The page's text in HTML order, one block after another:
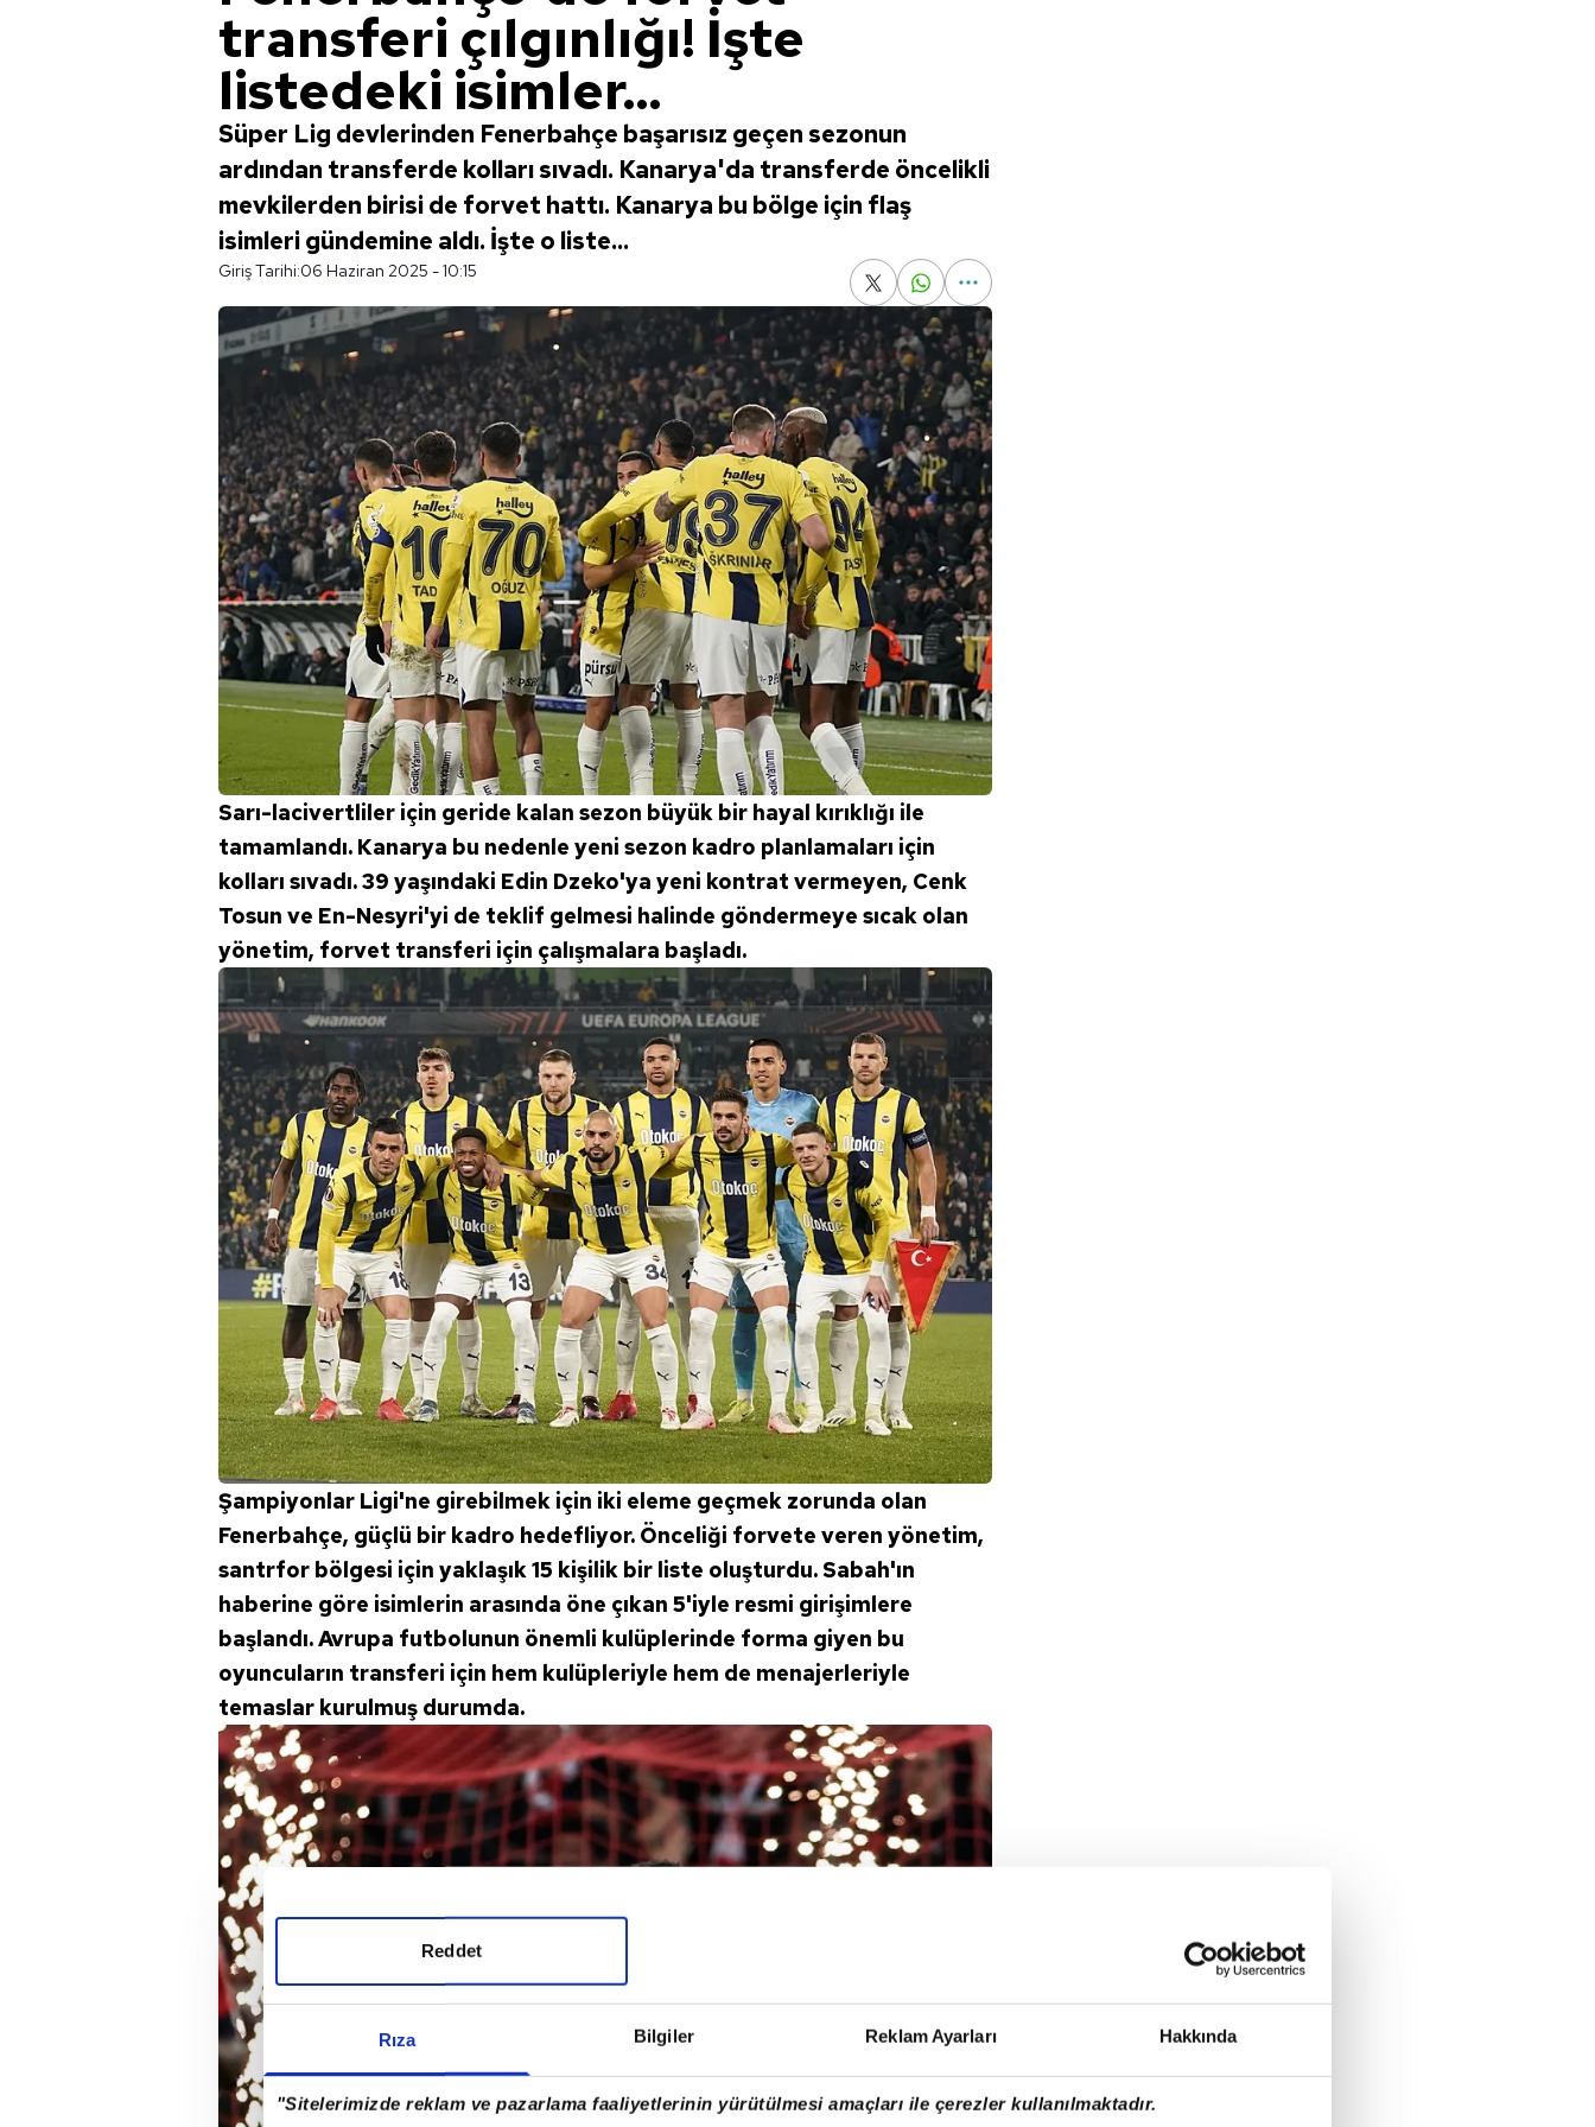
Rıza Bilgiler Reklam Ayarları Hakkında
"Sitelerimizde reklam ve pazarlama faaliyetlerinin yürütülmesi amaçları ile çerezler kullanılmaktadır.
Reddet
transferi çılgınlığı! İşte
listedeki isimler...
Süper Lig devlerinden Fenerbahçe başarısız geçen sezonun
ardından transferde kolları sıvadı. Kanarya'da transferde öncelikli
mevkilerden birisi de forvet hattı. Kanarya bu bölge için flaş
isimleri gündemine aldı. İşte o liste...
Giriş Tarihi:06 Haziran 2025 - 10:15
Sarı-lacivertliler için geride kalan sezon büyük bir hayal kırıklığı ile
tamamlandı. Kanarya bu nedenle yeni sezon kadro planlamaları için
kolları sıvadı. 39 yaşındaki Edin Dzeko'ya yeni kontrat vermeyen, Cenk
Tosun ve En-Nesyri'yi de teklif gelmesi halinde göndermeye sıcak olan
yönetim, forvet transferi için çalışmalara başladı.
Şampiyonlar Ligi'ne girebilmek için iki eleme geçmek zorunda olan
Fenerbahçe, güçlü bir kadro hedefliyor. Önceliği forvete veren yönetim,
santrfor bölgesi için yaklaşık 15 kişilik bir liste oluşturdu. Sabah'ın
haberine göre isimlerin arasında öne çıkan 5'iyle resmi girişimlere
başlandı. Avrupa futbolunun önemli kulüplerinde forma giyen bu
oyuncuların transferi için hem kulüpleriyle hem de menajerleriyle
temaslar kurulmuş durumda.